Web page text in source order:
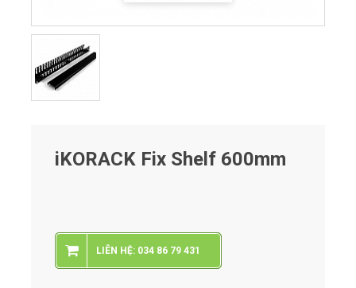
iKORACK Fix Shelf 600mm
LIÊN HỆ: 034 86 79 431